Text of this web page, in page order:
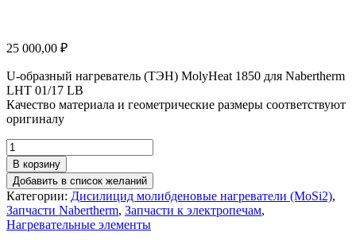
25 000,00 ₽
U-образный нагреватель (ТЭН) MolyHeat 1850 для Nabertherm
LHT 01/17 LB
Качество материала и геометрические размеры соответствуют
оригиналу
Количество
товара
Нагреватель
Nabertherm
LHT
01/17
LB
В корзину
Добавить в список желаний
Категории: Дисилицид молибденовые нагреватели (MoSi2),
Запчасти Nabertherm, Запчасти к электропечам,
Нагревательные элементы